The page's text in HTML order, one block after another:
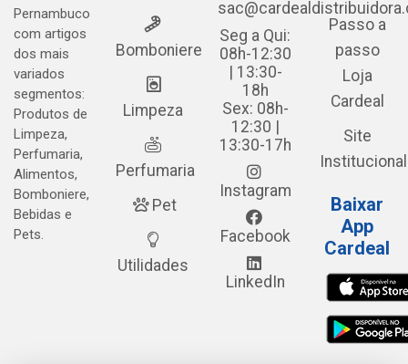
Pernambuco
com artigos
dos mais
variados
segmentos:
Produtos de
Limpeza,
Perfumaria,
Alimentos,
Bomboniere,
Bebidas e
Pets.
Bomboniere
Limpeza
Perfumaria
Pet
Utilidades
Seg a Qui:
08h-12:30
| 13:30-
18h
Sex: 08h-
12:30 |
13:30-17h
Instagram
Facebook
LinkedIn
Passo a
passo
Loja
Cardeal
Site
Institucional
Baixar
App
Cardeal